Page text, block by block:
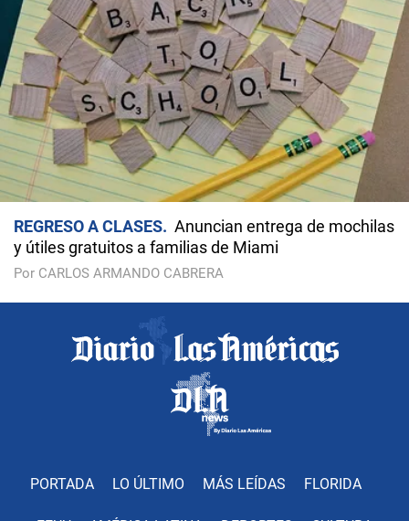
REGRESO A CLASES
Anuncian entrega de mochilas
y útiles gratuitos a familias de Miami
Por CARLOS ARMANDO CABRERA
PORTADA LO ÚLTIMO MÁS LEÍDAS FLORIDA